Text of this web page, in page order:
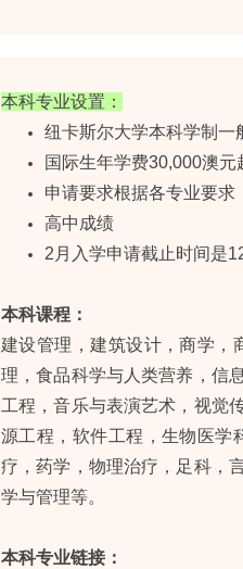
本科专业设置：
纽卡斯尔大学本科学制一
国际生年学费30,000澳元
申请要求根据各专业要求
高中成绩
2月入学申请截止时间是
本科课程：
建设管理，建筑设计，商学，
理，食品科学与人类营养，信
工程，音乐与表演艺术，视觉
源工程，软件工程，生物医学
疗，药学，物理治疗，足科，
学与管理等。
本科专业链接：